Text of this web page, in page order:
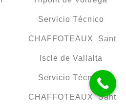
Servicio Técnico
CHAFFOTEAUX Sant
Iscle de Vallalta
Servicio Técnico
CHAFFOTEAUX Sant